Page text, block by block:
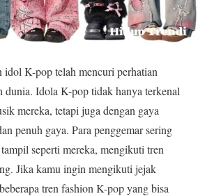
idol K-pop telah mencuri perhatian
dunia. Idola K-pop tidak hanya terkenal
mereka, tetapi juga dengan gaya
penuh gaya. Para penggemar sering
seperti mereka, mengikuti tren
Jika kamu ingin mengikuti jejak
tren fashion K-pop yang bisa